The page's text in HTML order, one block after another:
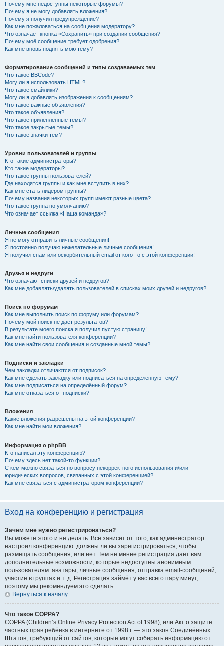
Почему мне недоступны некоторые форумы?
Почему я не могу добавлять вложения?
Почему я получил предупреждение?
Как мне пожаловаться на сообщения модератору?
Что означает кнопка «Сохранить» при создании сообщения?
Почему моё сообщение требует одобрения?
Как мне вновь поднять мою тему?
Форматирование сообщений и типы создаваемых тем
Что такое BBCode?
Могу ли я использовать HTML?
Что такое смайлики?
Могу ли я добавлять изображения к сообщениям?
Что такое важные объявления?
Что такое объявления?
Что такое прилепленные темы?
Что такое закрытые темы?
Что такое значки тем?
Уровни пользователей и группы
Кто такие администраторы?
Кто такие модераторы?
Что такое группы пользователей?
Где находятся группы и как мне вступить в них?
Как мне стать лидером группы?
Почему названия некоторых групп имеют разные цвета?
Что такое группа по умолчанию?
Что означает ссылка «Наша команда»?
Личные сообщения
Я не могу отправить личные сообщения!
Я постоянно получаю нежелательные личные сообщения!
Я получил спам или оскорбительный email от кого-то с этой конференции!
Друзья и недруги
Что означают списки друзей и недругов?
Как мне добавлять/удалять пользователей в списках моих друзей и недругов?
Поиск по форумам
Как мне выполнить поиск по форуму или форумам?
Почему мой поиск не даёт результатов?
В результате моего поиска я получил пустую страницу!
Как мне найти пользователя конференции?
Как мне найти свои сообщения и созданные мной темы?
Подписки и закладки
Чем закладки отличаются от подписок?
Как мне сделать закладку или подписаться на определённую тему?
Как мне подписаться на определённый форум?
Как мне отказаться от подписки?
Вложения
Какие вложения разрешены на этой конференции?
Как мне найти мои вложения?
Информация о phpBB
Кто написал эту конференцию?
Почему здесь нет такой-то функции?
С кем можно связаться по вопросу некорректного использования и/или
юридических вопросов, связанных с этой конференцией?
Как мне связаться с администратором конференции?
Вход на конференцию и регистрация
Зачем мне нужно регистрироваться?
Вы можете этого и не делать. Всё зависит от того, как администратор
настроил конференцию: должны ли вы зарегистрироваться, чтобы
размещать сообщения, или нет. Тем не менее регистрация даёт вам
дополнительные возможности, которые недоступны анонимным
пользователям: аватары, личные сообщения, отправка email-сообщений,
участие в группах и т. д. Регистрация займёт у вас всего пару минут,
поэтому мы рекомендуем это сделать.
Вернуться к началу
Что такое COPPA?
COPPA (Children’s Online Privacy Protection Act of 1998), или Акт о защите
частных прав ребёнка в интернете от 1998 г. — это закон Соединённых
Штатов, требующий от сайтов, которые могут собирать информацию от